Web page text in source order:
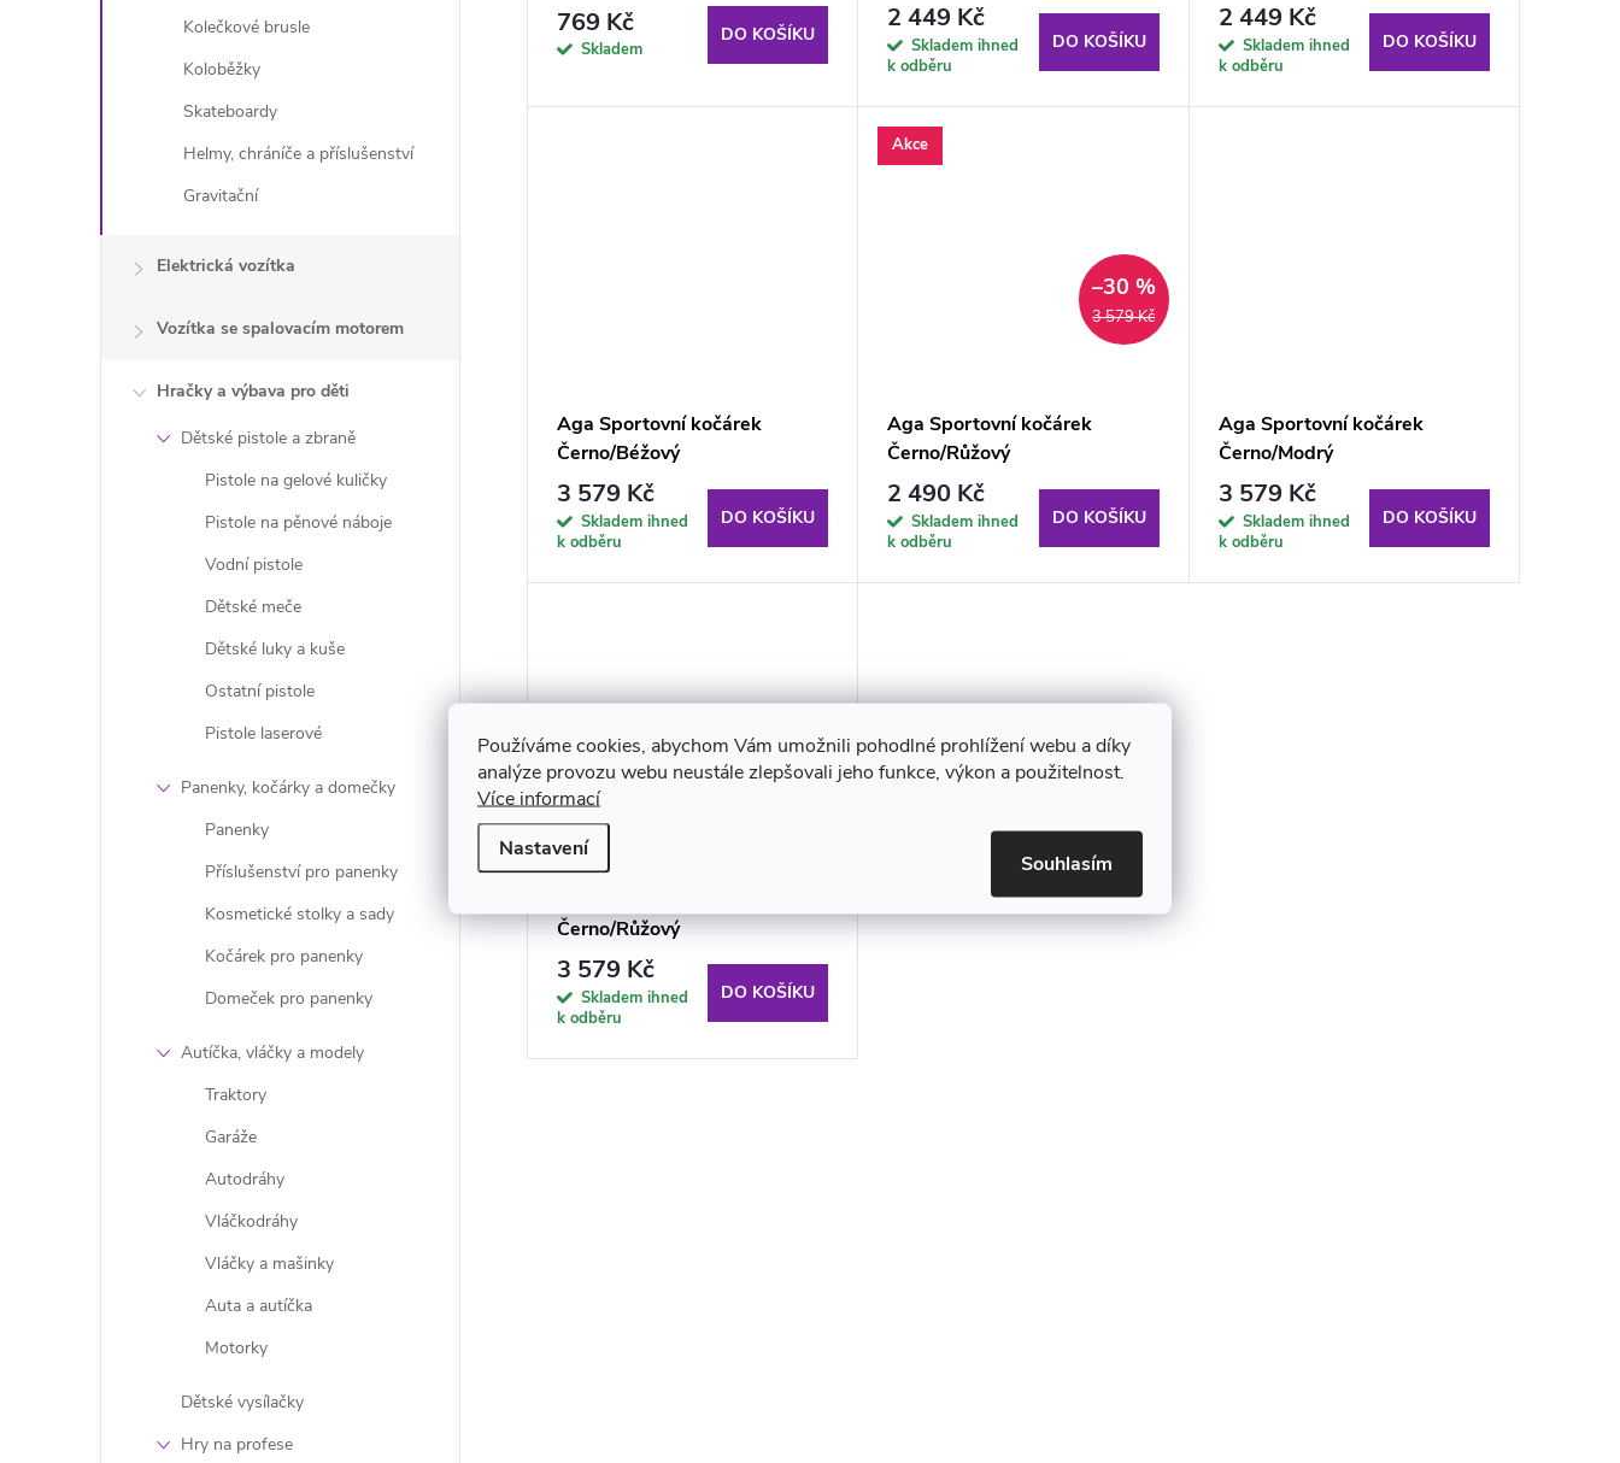
Používáme cookies, abychom Vám umožnili pohodlné prohlížení webu a díky
analýze provozu webu neustále zlepšovali jeho funkce, výkon a použitelnost.
Více informací
Nastavení
Souhlasím
Kolečkové brusle
Koloběžky
Skateboardy
Helmy, chráníče a příslušenství
Gravitační
Elektrická vozítka
Vozítka se spalovacím motorem
Hračky a výbava pro děti
Dětské pistole a zbraně
Pistole na gelové kuličky
Pistole na pěnové náboje
Vodní pistole
Dětské meče
Dětské luky a kuše
Ostatní pistole
Pistole laserové
Panenky, kočárky a domečky
Panenky
Příslušenství pro panenky
Kosmetické stolky a sady
Kočárek pro panenky
Domeček pro panenky
Autíčka, vláčky a modely
Traktory
Garáže
Autodráhy
Vláčkodráhy
Vláčky a mašinky
Auta a autíčka
Motorky
Dětské vysílačky
Hry na profese
u
769 Kč
Skladem
DO KOŠÍKU
2 449 Kč
Skladem ihned
k odběru
DO KOŠÍKU
2 449 Kč
Skladem ihned
k odběru
DO KOŠÍKU
Aga Sportovní kočárek
Černo/Béžový
3 579 Kč
Skladem ihned
k odběru
DO KOŠÍKU
Akce
3 579 Kč
–30 %
Aga Sportovní kočárek
Černo/Růžový
2 490 Kč
Skladem ihned
k odběru
DO KOŠÍKU
Aga Sportovní kočárek
Černo/Modrý
3 579 Kč
Skladem ihned
k odběru
DO KOŠÍKU
Černo/Růžový
3 579 Kč
Skladem ihned
k odběru
DO KOŠÍKU